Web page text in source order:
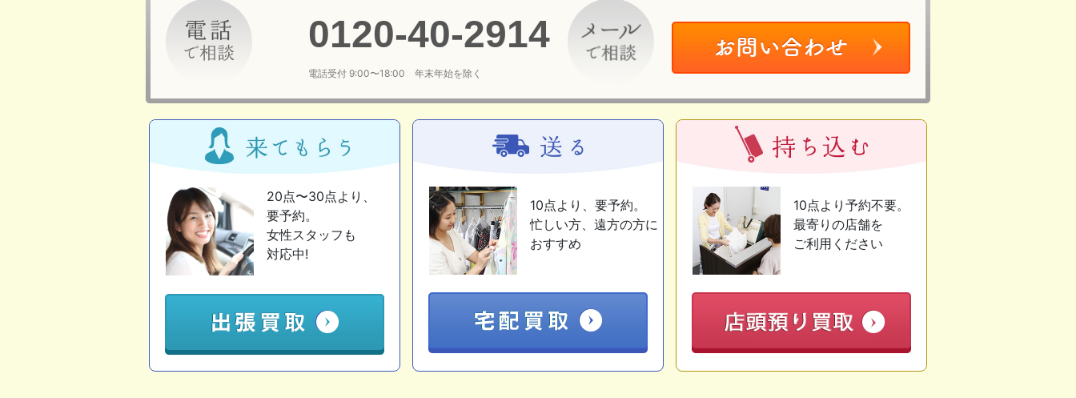
0120-40-2914
電話受付 9:00〜18:00 年末年始を除く
20点〜30点より、
要予約。
女性スタッフも
対応中!
10点より、要予約。
忙しい方、遠方の方に
おすすめ
10点より予約不要。
最寄りの店舗を
ご利用ください